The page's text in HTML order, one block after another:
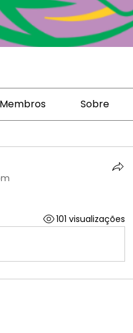
Membros Sobre
101 visualizações